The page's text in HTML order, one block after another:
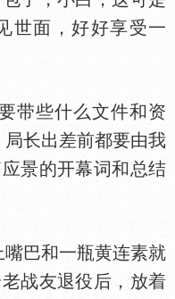
世面，好好享受一
些什么文件和资
长出差前都要由我
景的开幕词和总结
巴和一瓶黄连素就
战友退役后，放着